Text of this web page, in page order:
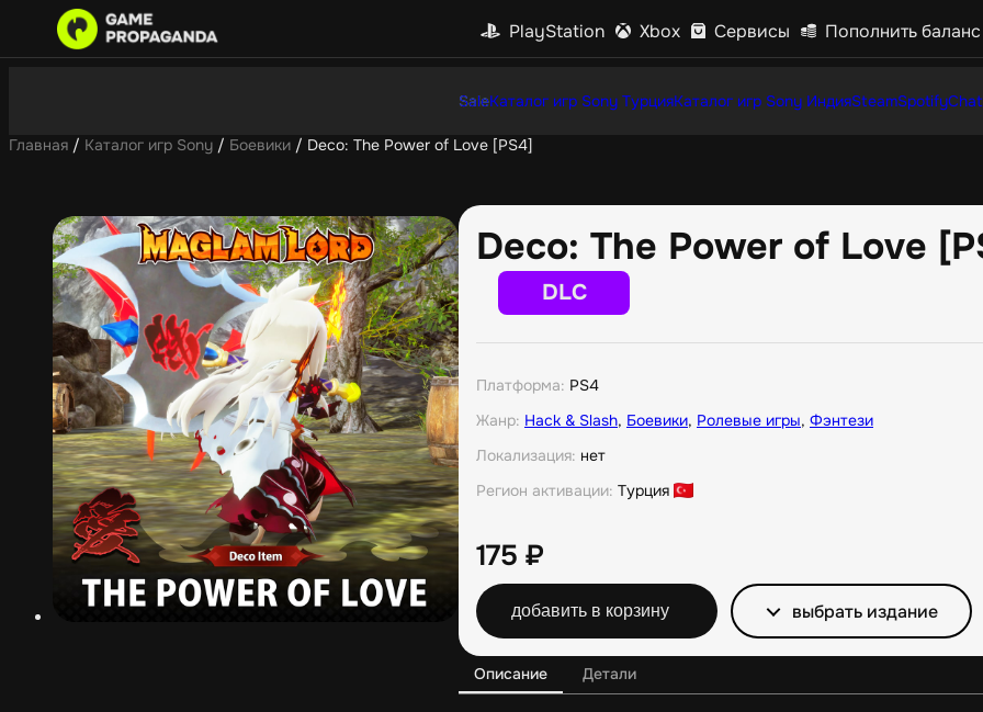
PlayStation Xbox Сервисы Пополнить баланс
SaleКаталог игр Sony ТурцияКаталог игр Sony ИндияSteamSpotify
Главная / Каталог игр Sony / Боевики / Deco: The Power of Love [PS4]
Deco: The Power of Love
DLC
Платформа: PS4
Жанр: Hack & Slash, Боевики, Ролевые игры, Фэнтези
Локализация: нет
Регион активации: Турция
175 ₽
добавить в корзину выбрать издание
Описание Детали